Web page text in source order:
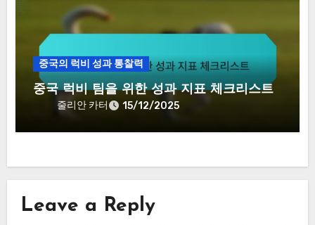
중국의 럭비 성과 통찰력
중국 럭비 팀을 위한 성과 지표 체크리스트
줄리안 카터 15/12/2025
Leave a Reply